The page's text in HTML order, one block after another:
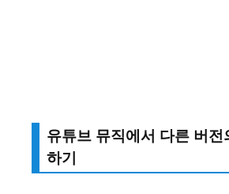
유튜브 뮤직에서 다른 버전
하기